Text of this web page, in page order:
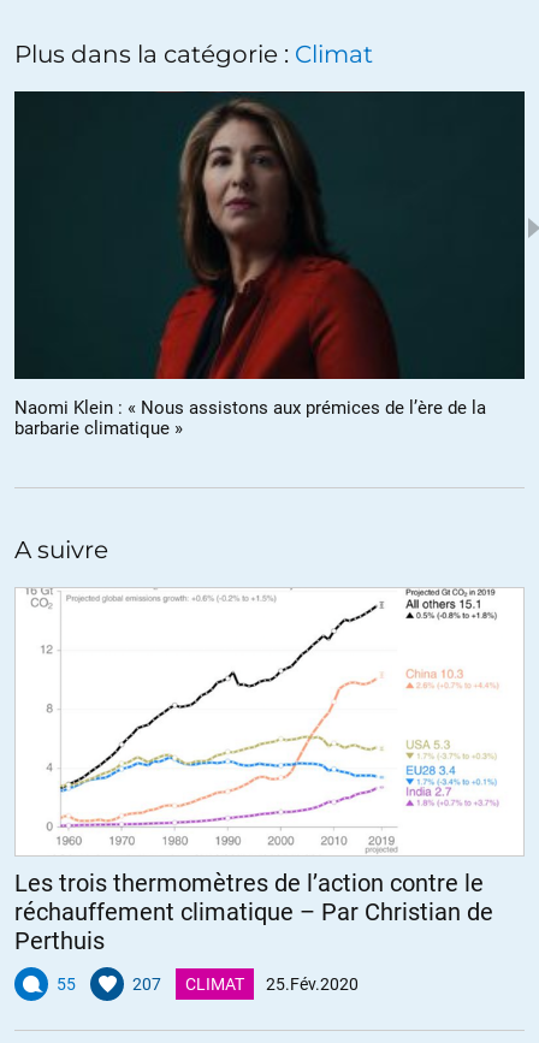
Plus dans la catégorie : Climat
Naomi Klein : « Nous assistons aux prémices de l’ère de la
barbarie climatique »
A suivre
Les trois thermomètres de l’action contre le
réchauffement climatique – Par Christian de
Perthuis
55 207 CLIMAT 25.Fév.2020